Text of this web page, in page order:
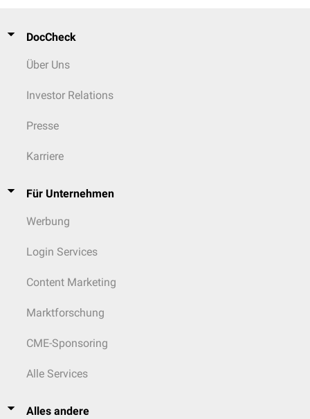
DocCheck
Über Uns
Investor Relations
Presse
Karriere
Für Unternehmen
Werbung
Login Services
Content Marketing
Marktforschung
CME-Sponsoring
Alle Services
Alles andere